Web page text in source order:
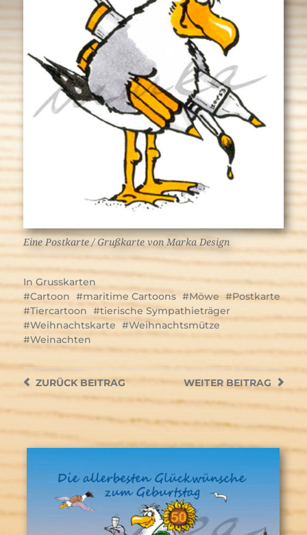
Eine Postkarte / Grußkarte von Marka Design
In Grusskarten
Cartoon
maritime Cartoons Möwe
Postkarte
Tiercartoon
tierische Sympathieträger
Weihnachtskarte
Weihnachtsmütze
Weinachten
WEITER BEITRAG
ZURÜCKBEITRAG